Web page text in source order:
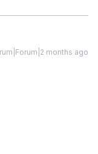
months ago